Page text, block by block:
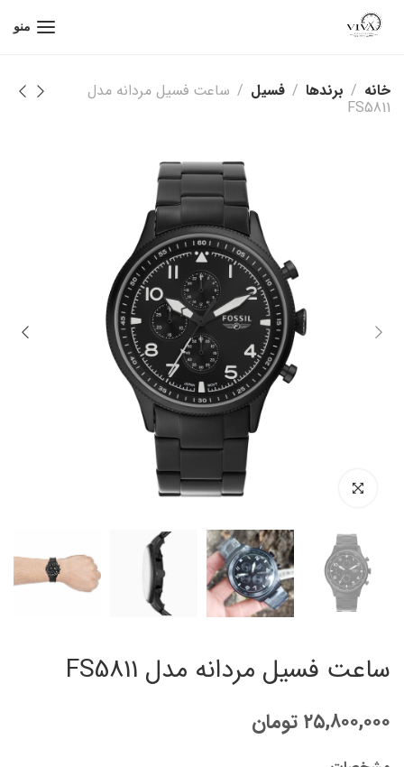
منو
خانه برندها فسیل ساعت فسیل مردانه مدل
FS5811
ساعت فسیل مردانه مدل FS5811
۲۵,۸۰۰,۰۰۰ تومان